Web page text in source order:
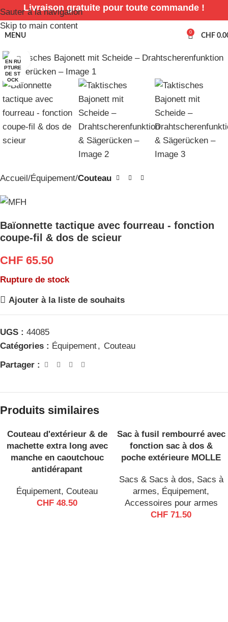
Sauter à la navigation
Skip to main content
Livraison gratuite pour toute commande !
MENU 0 CHF
EN RU
PTURE
DE ST
OCK
Cliquez pour agrandir
Accueil Équipement Couteau
Baïonnette tactique avec fourreau - fonction
coupe-fil & dos de scieur
CHF 65.50
Rupture de stock
Ajouter à la liste de souhaits
UGS : 44085
Catégories : Équipement, Couteau
Partager :
Produits similaires
EN RU
PTURE
DE ST
OCK
Couteau d'extérieur & de
machette extra long avec
manche en caoutchouc
antidérapant
Équipement, Couteau
CHF 48.50
EN RU
PTURE
DE ST
OCK
Sac à fusil rembourré avec
fonction sac à dos &
poche extérieure MOLLE
Sacs & Sacs à dos, Sacs à
armes, Équipement,
Accessoires pour armes
CHF 71.50